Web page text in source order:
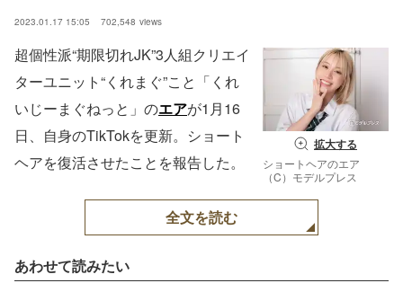
2023.01.17 15:05 702,548 views
拡大する
ショートヘアのエア
（C）モデルプレス
超個性派“期限切れJK”3人組クリエイ
ターユニット“くれまぐ”こと「くれ
いじーまぐねっと」のエアが1月16
日、自身のTikTokを更新。ショート
ヘアを復活させたことを報告した。
全文を読む
あわせて読みたい